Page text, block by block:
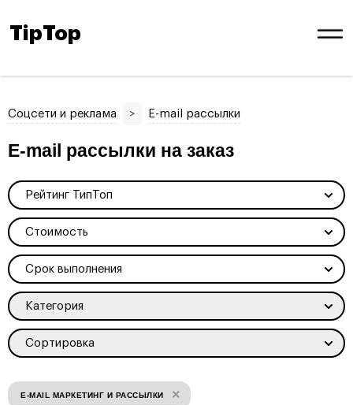
TipTop
Соцсети и реклама > E-mail рассылки
E-mail рассылки на заказ
Рейтинг ТипТоп
Стоимость
Срок выполнения
Категория
Сортировка
E-MAIL МАРКЕТИНГ И РАССЫЛКИ ×